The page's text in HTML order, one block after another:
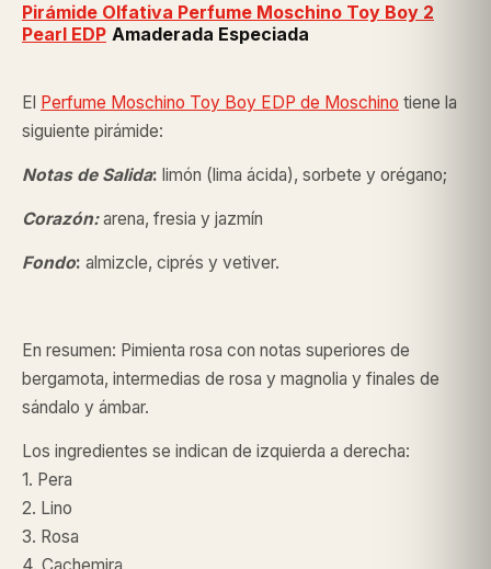
Pirámide Olfativa Perfume Moschino Toy Boy 2
Pearl EDP Amaderada Especiada
El Perfume Moschino Toy Boy EDP de Moschino tiene la
siguiente pirámide:
Notas de Salida: limón (lima ácida), sorbete y orégano;
Corazón:arena, fresia y jazmín
Fondo: almizcle, ciprés y vetiver.
En resumen: Pimienta rosa con notas superiores de
bergamota, intermedias de rosa y magnolia y finales de
sándalo y ámbar.
Los ingredientes se indican de izquierda a derecha:
1. Pera
2. Lino
3. Rosa